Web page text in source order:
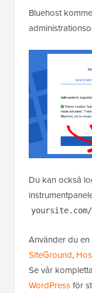
Bluehost
Du kan också
yoursite.com/
Använder du
SiteGround,
Se vår
WordPressför